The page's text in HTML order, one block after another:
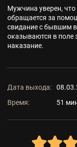
Мужчина уверен,
обращается за
свидание с бывшим
оказываются в поле
наказание.
Дата выхода:
Время:
51